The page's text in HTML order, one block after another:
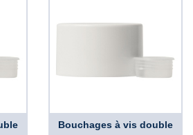
Bouchages à vis double